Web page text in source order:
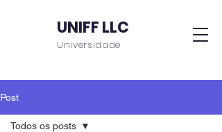
UNIFF LLC
Universidade
Post
Todos os posts